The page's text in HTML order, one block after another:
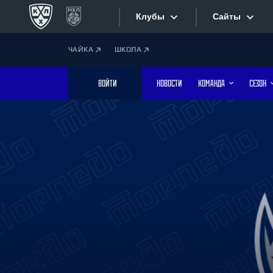
Клубы
Дивизион Боброва
Лада
Сайты
Фотобанк
ЧАЙКА ШКОЛА
ВОЙТИ НОВОСТИ КОМАНДА СЕЗОН